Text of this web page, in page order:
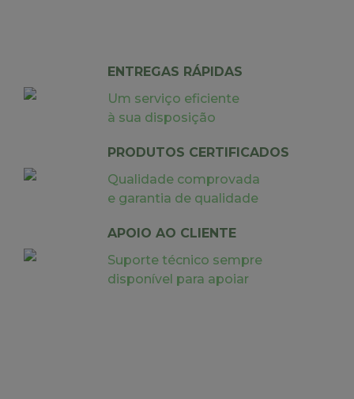
ENTREGAS RÁPIDAS
Um serviço eficiente
à sua disposição
PRODUTOS CERTIFICADOS
Qualidade comprovada
e garantia de qualidade
APOIO AO CLIENTE
Suporte técnico sempre
disponível para apoiar